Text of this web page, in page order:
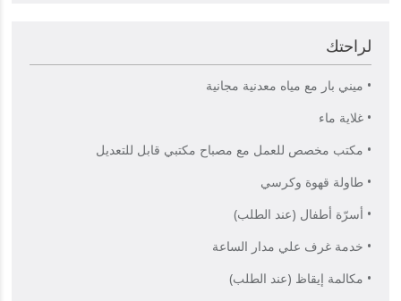
لراحتك
• ميني بار مع مياه معدنية مجانية
• غلاية ماء
• مكتب مخصص للعمل مع مصباح مكتبي قابل للتعديل
• طاولة قهوة وكرسي
• أسرّة أطفال (عند الطلب)
• خدمة غرف علي مدار الساعة
• مكالمة إيقاظ (عند الطلب)